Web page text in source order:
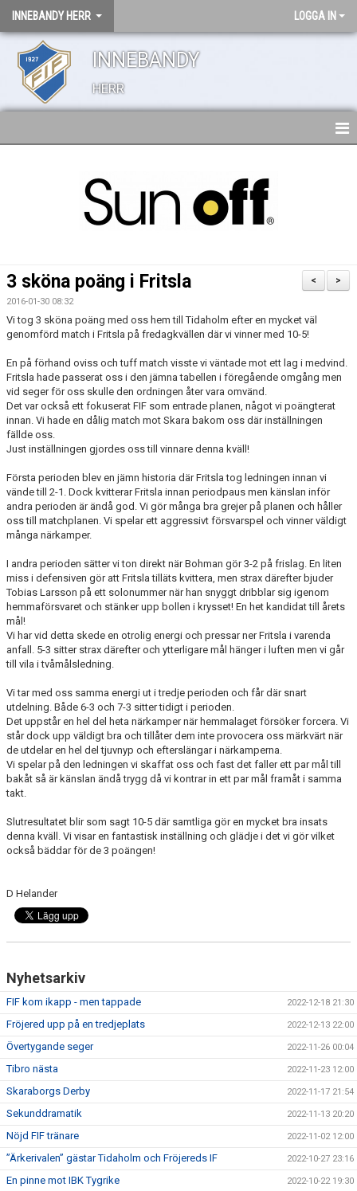
INNEBANDY HERR LOGGA IN
INNEBANDY
HERR
DOKUMENT
KONTAKT
TABELL & RESULTAT
MATCHER
>
<
3 sköna poäng i Fritsla
2016-01-30 08:32
Vi tog 3 sköna poäng med oss hem till Tidaholm efter en mycket väl
genomförd match i Fritsla på fredagkvällen där vi vinner med 10-5!
En på förhand oviss och tuff match visste vi väntade mot ett lag i medvind.
Fritsla hade passerat oss i den jämna tabellen i föregående omgång men
vid seger för oss skulle den ordningen åter vara omvänd.
Det var också ett fokuserat FIF som entrade planen, något vi poängterat
innan. Vi hade en dålig match mot Skara bakom oss där inställningen
fällde oss.
Just inställningen gjordes oss till vinnare denna kväll!
Första perioden blev en jämn historia där Fritsla tog ledningen innan vi
vände till 2-1. Dock kvitterar Fritsla innan periodpaus men känslan inför
andra perioden är ändå god. Vi gör många bra grejer på planen och håller
oss till matchplanen. Vi spelar ett aggressivt försvarspel och vinner väldigt
många närkamper.
I andra perioden sätter vi ton direkt när Bohman gör 3-2 på frislag. En liten
miss i defensiven gör att Fritsla tilläts kvittera, men strax därefter bjuder
Tobias Larsson på ett solonummer när han snyggt dribblar sig igenom
hemmaförsvaret och stänker upp bollen i krysset! En het kandidat till årets
mål!
Vi har vid detta skede en otrolig energi och pressar ner Fritsla i varenda
anfall. 5-3 sitter strax därefter och ytterligare mål hänger i luften men vi går
till vila i tvåmålsledning.
Vi tar med oss samma energi ut i tredje perioden och får där snart
utdelning. Både 6-3 och 7-3 sitter tidigt i perioden.
Det uppstår en hel del heta närkamper när hemmalaget försöker forcera. Vi
står dock upp väldigt bra och tillåter dem inte provocera oss märkvärt när
de utdelar en hel del tjuvnyp och efterslängar i närkamperna.
Vi spelar på den ledningen vi skaffat oss och fast det faller ett par mål till
bakåt så är känslan ändå trygg då vi kontrar in ett par mål framåt i samma
takt.
Slutresultatet blir som sagt 10-5 där samtliga gör en mycket bra insats
denna kväll. Vi visar en fantastisk inställning och glädje i det vi gör vilket
också bäddar för de 3 poängen!
D Helander
Nyhetsarkiv
FIF kom ikapp - men tappade 2022-12-18 21:30
Fröjered upp på en tredjeplats 2022-12-13 22:00
Övertygande seger 2022-11-26 00:04
Tibro nästa 2022-11-23 12:00
Skaraborgs Derby 2022-11-17 21:54
Sekunddramatik 2022-11-13 20:20
Nöjd FIF tränare 2022-11-02 12:00
”Ärkerivalen” gästar Tidaholm och Fröjereds IF 2022-10-27 23:16
En pinne mot IBK Tygrike 2022-10-22 19:30